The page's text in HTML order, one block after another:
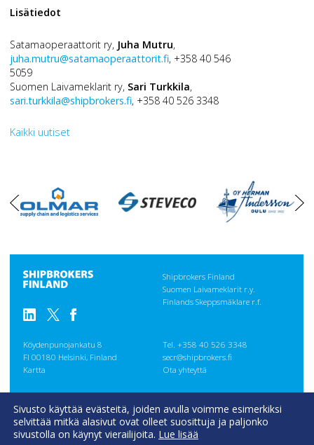
Lisätiedot
Satamaoperaattorit ry, Juha Mutru,
juha.mutru@satamaoperaattorit.fi, +358 40 546
5059
Suomen Laivameklarit ry, Sari Turkkila,
sari.turkkila@shipbrokers.fi, +358 40 526 3348
Kaikki uutiset
vasen
oikea
Shipbrokers Finland
Suomen Laivameklarit r.y.
Finlands Skeppsmäklare r.f.
Köydenpunojankatu 8
FI 00180 Helsinki, Finland
Kartta
Tel. +358 40 526 3348
secr@shipbrokers.fi
Ota yhteyttä
CONDITIONS
Evästeseloste
Sivusto käyttää evästeitä, joiden avulla voimme esimerkiksi
selvittää mitkä alasivut ovat olleet suosittuja ja paljonko
sivustolla on käynyt vierailijoita. Lue lisää